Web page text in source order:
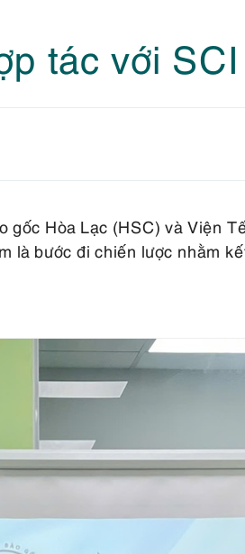
tác với SCI
Hòa Lạc (HSC) và Viện
là bước đi chiến lược nhằm